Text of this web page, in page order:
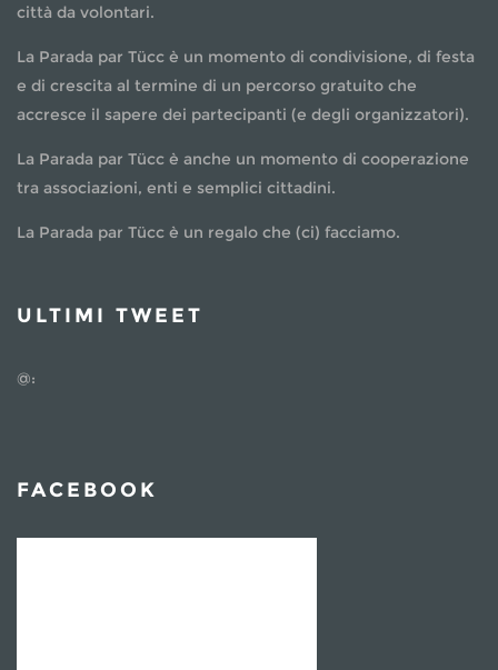
città da volontari.
La Parada par Tücc è un momento di condivisione, di festa
e di crescita al termine di un percorso gratuito che
accresce il sapere dei partecipanti (e degli organizzatori).
La Parada par Tücc è anche un momento di cooperazione
tra associazioni, enti e semplici cittadini.
La Parada par Tücc è un regalo che (ci) facciamo.
ULTIMI TWEET
@:
FACEBOOK